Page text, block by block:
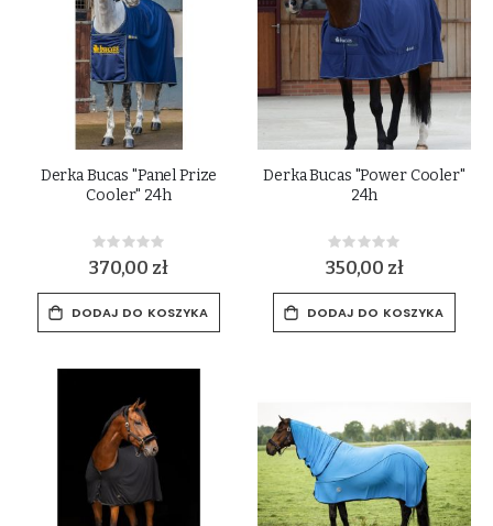
Derka Bucas "Panel Prize
Cooler" 24h
Rating:
0%
370,00 zł
DODAJ DO KOSZYKA
Derka Bucas "Power Cooler"
24h
Rating:
0%
350,00 zł
DODAJ DO KOSZYKA